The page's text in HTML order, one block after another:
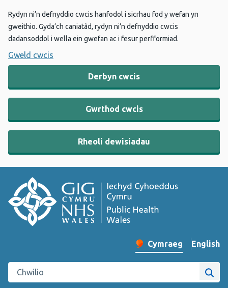
Rydyn ni’n defnyddio cwcis hanfodol i sicrhau fod y wefan yn
gweithio. Gyda’ch caniatâd, rydyn ni’n defnyddio cwcis
dadansoddol i wella ein gwefan ac i fesur perfformiad.
Gweld cwcis
Derbyn cwcis
Gwrthod cwcis
Rheoli dewisiadau
Newid iaith y wefan
Cymraeg English
–
Chwilio gwefan Iechyd Cyhoeddus Cymru